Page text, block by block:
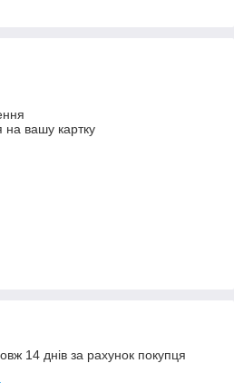
на вашу картку
14 днів за рахунок покупця